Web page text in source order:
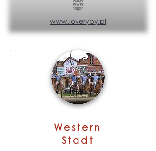
www.loveryby.pl
Western
Stadt